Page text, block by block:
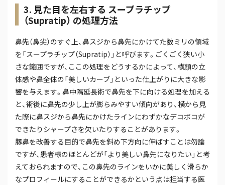
3. 見た目を左右する スープラチップ
（Supratip） の処理方法
鼻先（鼻尖）のすぐ上、鼻スジから鼻先にかけてた数ミリの領域
を「スープラチップ（Supratip）」と呼びます。ごくごく狭い小
さな範囲ですが、ここの処理をどうするかによって、横顔の立
体感や鼻全体の「美しいカーブ」といった仕上がりに大きな影
響を与えます。鼻中隔延長術で鼻先を下に向ける処理を加える
と、術後に鼻先の少し上が膨らみやすい傾向があり、横から見
た際に鼻スジから鼻先にかけたラインにわずかなデコボコが
できたりシャープさを欠いたりすることがあります。
豚鼻を改善する目的で鼻先を斜め下方向に伸ばすことは勿論
ですが、患者様のほとんどが「より美しい鼻先になりたい」と考
えておられますので、この鼻先のラインをいかに美しく滑らか
なプロフィールにすることができるかという点は担当する医